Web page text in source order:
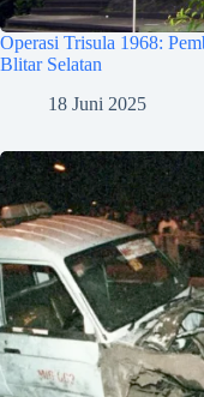
Operasi Trisula 1968:
Blitar Selatan
18 Juni 2025